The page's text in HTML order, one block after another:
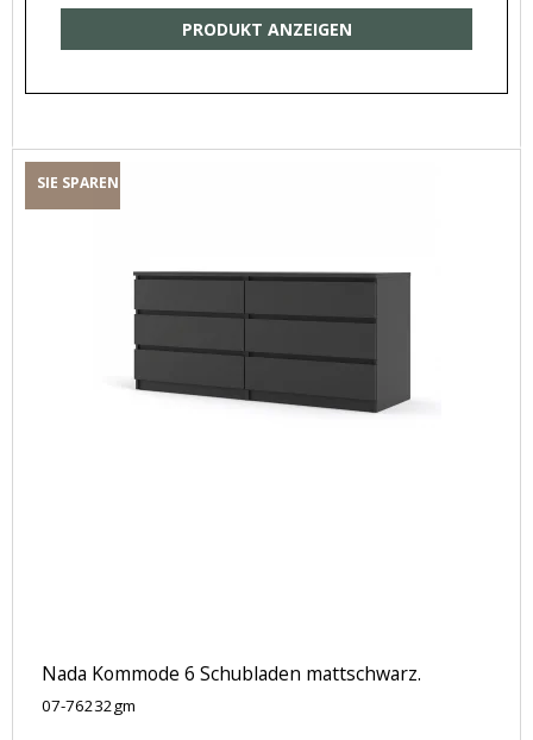
PRODUKT ANZEIGEN
SIE SPAREN
Nada Kommode 6 Schubladen mattschwarz.
07-76232gm